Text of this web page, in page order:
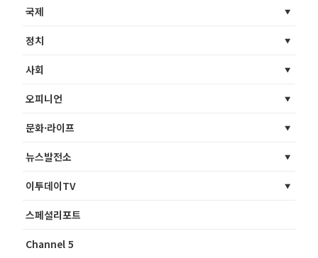
국제
정치
사회
오피니언
문화·라이프
뉴스발전소
이투데이TV
스페셜리포트
Channel 5